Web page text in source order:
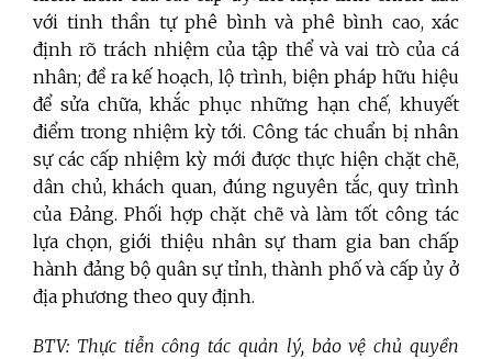
với tinh thần tự phê bình và phê bình cao, xác
định rõ trách nhiệm của tập thể và vai trò của cá
nhân; đề ra kế hoạch, lộ trình, biện pháp hữu hiệu
để sửa chữa, khắc phục những hạn chế, khuyết
điểm trong nhiệm kỳ tới. Công tác chuẩn bị nhân
sự các cấp nhiệm kỳ mới được thực hiện chặt chẽ,
dân chủ, khách quan, đúng nguyên tắc, quy trình
của Đảng. Phối hợp chặt chẽ và làm tốt công tác
lựa chọn, giới thiệu nhân sự tham gia ban chấp
hành đảng bộ quân sự tỉnh, thành phố và cấp ủy ở
địa phương theo quy định.
BTV: Thực tiễn công tác quản lý, bảo vệ chủ quyền